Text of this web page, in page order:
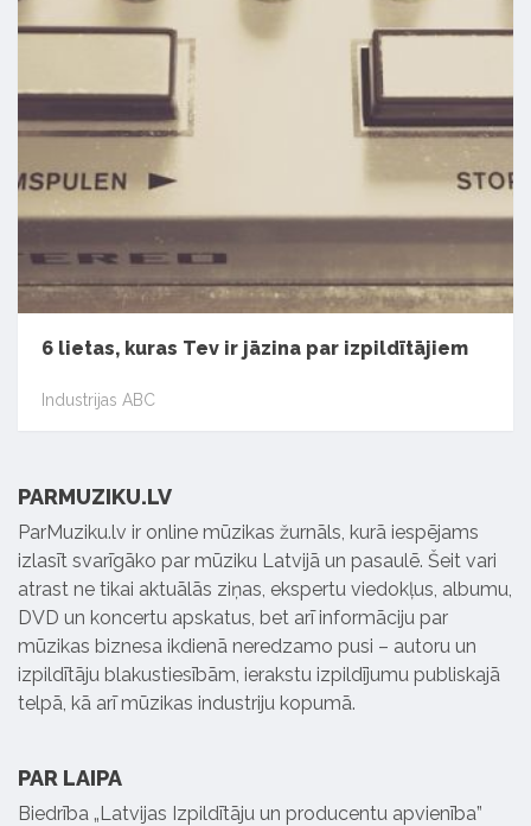
6 lietas, kuras Tev ir jāzina par izpildītājiem
Industrijas ABC
PARMUZIKU.LV
ParMuziku.lv ir online mūzikas žurnāls, kurā iespējams
izlasīt svarīgāko par mūziku Latvijā un pasaulē. Šeit vari
atrast ne tikai aktuālās ziņas, ekspertu viedokļus, albumu,
DVD un koncertu apskatus, bet arī informāciju par
mūzikas biznesa ikdienā neredzamo pusi – autoru un
izpildītāju blakustiesībām, ierakstu izpildījumu publiskajā
telpā, kā arī mūzikas industriju kopumā.
PAR LAIPA
Biedrība „Latvijas Izpildītāju un producentu apvienība”